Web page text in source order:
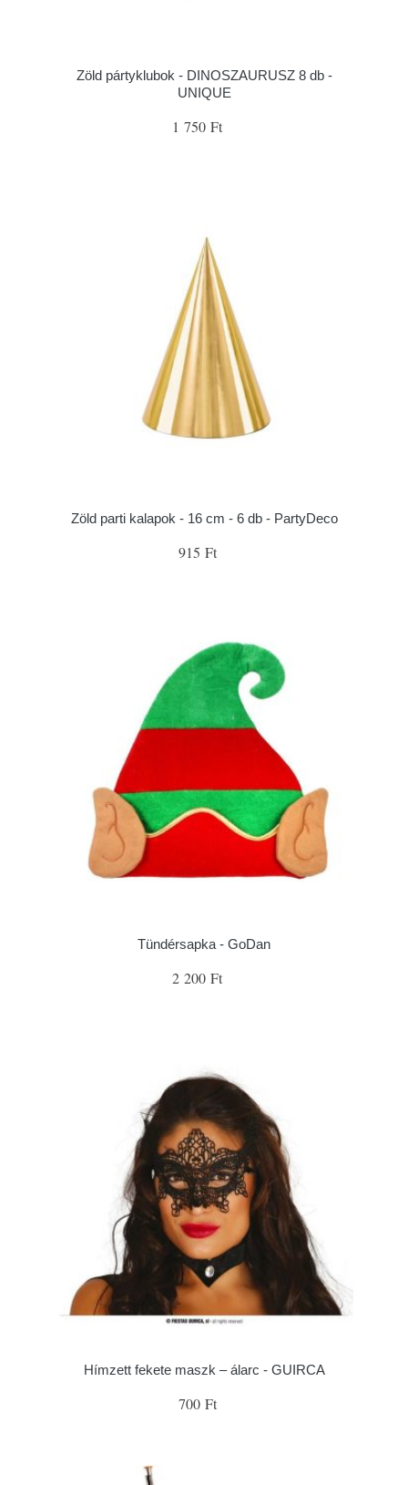
Zöld pártyklubok - DINOSZAURUSZ 8 db -
UNIQUE
1 750 Ft
Zöld parti kalapok - 16 cm - 6 db - PartyDeco
915 Ft
Tündérsapka - GoDan
2 200 Ft
Hímzett fekete maszk – álarc - GUIRCA
700 Ft